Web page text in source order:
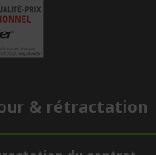
& rétractation